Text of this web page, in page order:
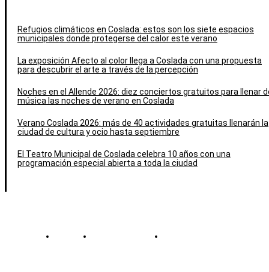
Refugios climáticos en Coslada: estos son los siete espacios
municipales donde protegerse del calor este verano
La exposición Afecto al color llega a Coslada con una propuesta
para descubrir el arte a través de la percepción
Noches en el Allende 2026: diez conciertos gratuitos para llenar
música las noches de verano en Coslada
Verano Coslada 2026: más de 40 actividades gratuitas llenarán la
ciudad de cultura y ocio hasta septiembre
El Teatro Municipal de Coslada celebra 10 años con una
programación especial abierta a toda la ciudad
Contacto Política de cookies